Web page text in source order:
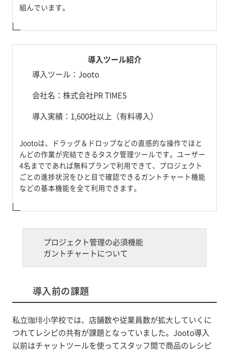
組んでいます。
導入ツール紹介
導入ツール：Jooto
会社名：株式会社PR TIMES
導入実績：1,600社以上（有料導入）
Jootoは、ドラッグ＆ドロップなどの直感的な操作でほと
んどの作業が完結できるタスク管理ツールです。ユーザー
4名までであれば無料プランで利用できて、プロジェクト
ごとの進捗状況をひと目で確認できるガントチャート機能
などの基本機能を全て利用できます。
プロジェクト管理の必須機能
ガントチャートについて
導入前の課題
私立珈琲小学校では、店舗数や従業員数が拡大していくに
つれてレシピの共有が課題となっていました。Jooto導入
以前はチャットツールを使ってスタッフ間で商品のレシピ